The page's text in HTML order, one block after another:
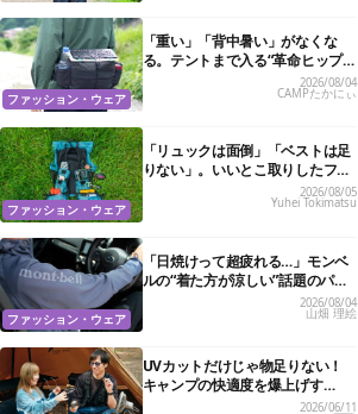
ファッション・ウェア
「重い」「背中暑い」がなくな
る。テントまで入る“革命ヒップ
バッグ”が夏のアウトドアを身軽
にしてくれた
2026/08/04
CAMPたかにぃ
ファッション・ウェア
「リュックは面倒」「ベストは足
りない」。いいとこ取りしたフェ
ス特化バッグがあるんです2026/08/05
Yuhei Tokimatsu
ファッション・ウェア
「日焼けって超疲れる…」モンベ
ルの“着た方が涼しい”話題のパー
カ試したら、真夏の救世主だった
2026/08/04
山畑 理絵
UVカットだけじゃ物足りない！
キャンプの快適度を爆上げす
る“特殊機能”サングラス3選2026/06/11